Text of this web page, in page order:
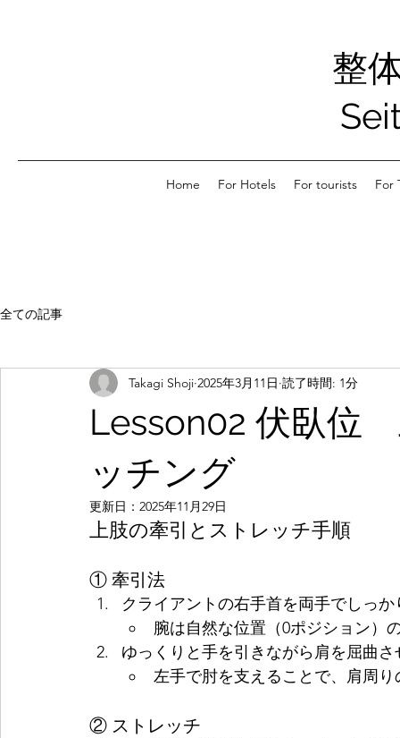
整
Home For Hotels For tourists For
全ての記事
Lesson02 伏臥位
ッチング
Takagi Shoji 2025年3月11日 読了時間: 1分
更新日： 2025年11月29日
上肢の牽引とストレッチ手順
① 牽引法
クライアントの右手首を両手でしっ
腕は自然な位置（0ポジション）
ゆっくりと手を引きながら肩を屈曲
左手で肘を支えることで、肩周
② ストレッチ